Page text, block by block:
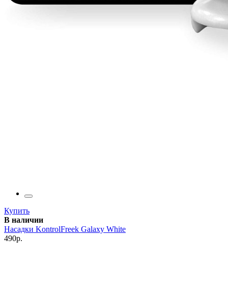
Купить
В наличии
Насадки KontrolFreek Galaxy White
490р.